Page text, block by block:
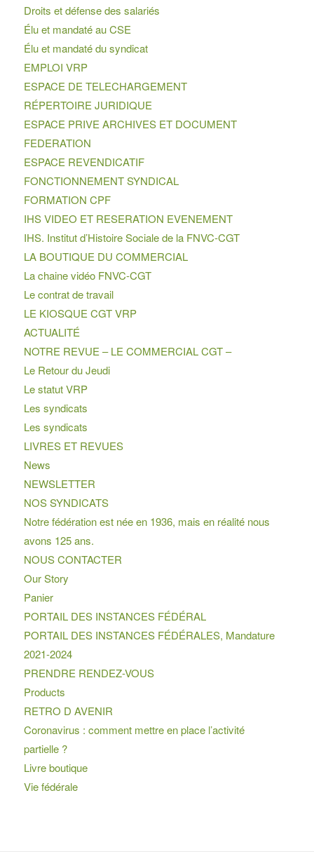
Droits et défense des salariés
Élu et mandaté au CSE
Élu et mandaté du syndicat
EMPLOI VRP
ESPACE DE TELECHARGEMENT
RÉPERTOIRE JURIDIQUE
ESPACE PRIVE ARCHIVES ET DOCUMENT
FEDERATION
ESPACE REVENDICATIF
FONCTIONNEMENT SYNDICAL
FORMATION CPF
IHS VIDEO ET RESERATION EVENEMENT
IHS. Institut d’Histoire Sociale de la FNVC-CGT
LA BOUTIQUE DU COMMERCIAL
La chaine vidéo FNVC-CGT
Le contrat de travail
LE KIOSQUE CGT VRP
ACTUALITÉ
NOTRE REVUE – LE COMMERCIAL CGT –
Le Retour du Jeudi
Le statut VRP
Les syndicats
Les syndicats
LIVRES ET REVUES
News
NEWSLETTER
NOS SYNDICATS
Notre fédération est née en 1936, mais en réalité nous
avons 125 ans.
NOUS CONTACTER
Our Story
Panier
PORTAIL DES INSTANCES FÉDÉRAL
PORTAIL DES INSTANCES FÉDÉRALES, Mandature
2021-2024
PRENDRE RENDEZ-VOUS
Products
RETRO D AVENIR
Coronavirus : comment mettre en place l’activité
partielle ?
Livre boutique
Vie fédérale